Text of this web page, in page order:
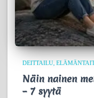
DEITTAILU
Näin nainen
– 7 syytä